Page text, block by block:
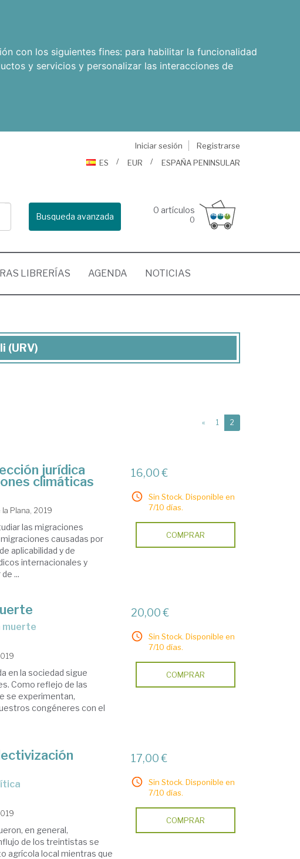
con los siguientes fines: para habilitar la funcionalidad
y servicios y personalizar las interacciones de
Iniciar sesión
Registrarse
ES
EUR ESPAÑA PENINSULAR
Busqueda avanzada
0 artículos
0
LIBRERÍAS AGENDA NOTICIAS
(URV)
« 1 2
jurídica
climáticas
Plana, 2019
las migraciones
causadas por
aplicabilidad y de
internacionales y
...
16,00 €
Sin Stock. Disponible en
7/10 días.
COMPRAR
muerte
en la sociedad sigue
Como reflejo de las
se experimentan,
congéneres con el
20,00 €
Sin Stock. Disponible en
7/10 días.
COMPRAR
en general,
de los treintistas se
agrícola local mientras que
17,00 €
Sin Stock. Disponible en
7/10 días.
COMPRAR